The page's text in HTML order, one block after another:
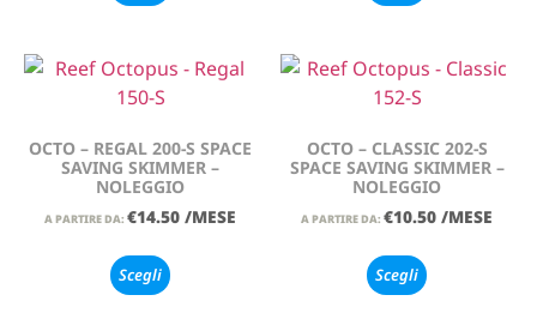
OCTO – REGAL 200-S SPACE
SAVING SKIMMER –
NOLEGGIO
A PARTIRE DA: €14.50 /MESE
Scegli
OCTO – CLASSIC 202-S
SPACE SAVING SKIMMER –
NOLEGGIO
A PARTIRE DA: €10.50 /MESE
Scegli